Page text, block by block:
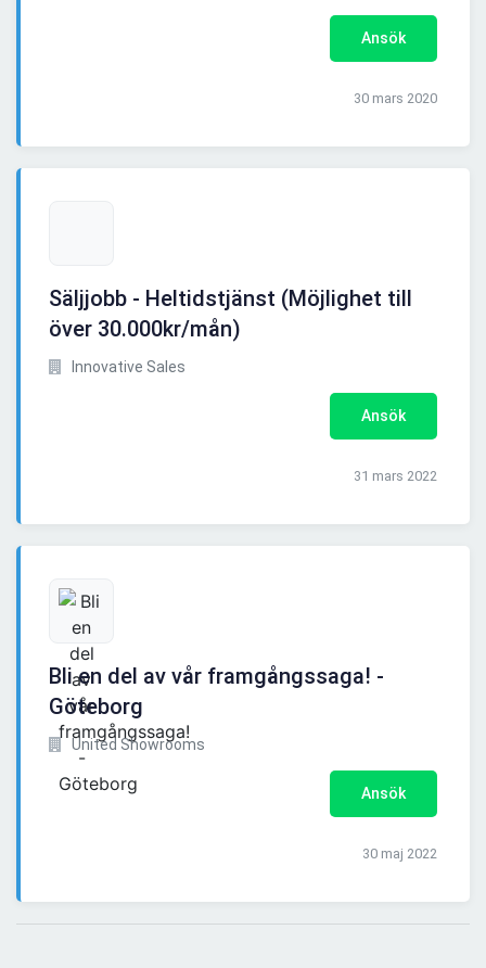
Ansök
30 mars 2020
Säljjobb - Heltidstjänst (Möjlighet till
över 30.000kr/mån)
Innovative Sales
Ansök
31 mars 2022
Bli en del av vår framgångssaga! -
Göteborg
United Showrooms
Ansök
30 maj 2022